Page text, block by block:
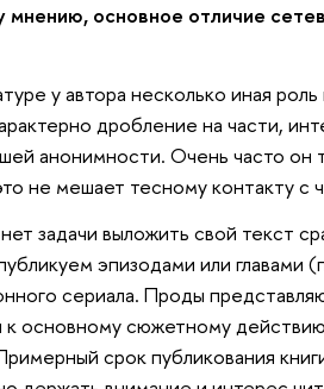
мнению, основное отличие
у автора несколько иная
дробление на части,
анонимности. Очень часто он
не мешает тесному контакту с
задачи выложить свой текст
эпизодами или главами
сериала. Проды
к основному сюжетному
срок публикования